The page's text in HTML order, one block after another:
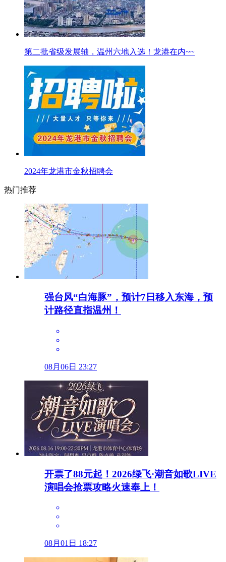
第二批省级发展轴，温州六地入选！龙港在内~~
2024年龙港市金秋招聘会
热门推荐
强台风“白海豚”，预计7日移入东海，预
计路径直指温州！
08月06日 23:27
开票了88元起！2026绿飞·潮音如歌LIVE
演唱会抢票攻略火速奉上！
08月01日 18:27